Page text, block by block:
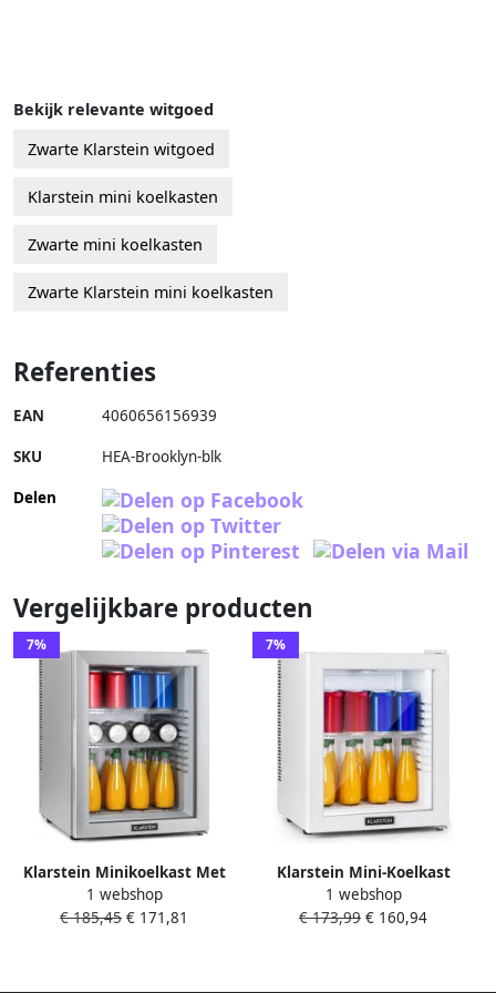
Bekijk relevante witgoed
Zwarte Klarstein witgoed
Klarstein mini koelkasten
Zwarte mini koelkasten
Zwarte Klarstein mini koelkasten
Referenties
EAN 4060656156939
SKU HEA-Brooklyn-blk
Delen
Vergelijkbare producten
7%
Klarstein Minikoelkast Met
Glazen Deur Minikoelkast
Voor Drankjes Snacks En
Kleine
1 webshop
€ 185,45 € 171,81
7%
Klarstein Mini-Koelkast
minikoelkast met glazen
deur minikoelkast voor
koelkast verstelbare planken
1 webshop
€ 173,99 € 160,94